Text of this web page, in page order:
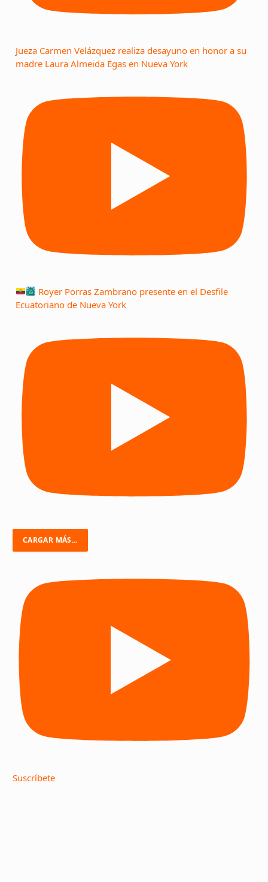
Jueza Carmen Velázquez realiza desayuno en honor a su
madre Laura Almeida Egas en Nueva York
Royer Porras Zambrano presente en el Desfile
Ecuatoriano de Nueva York
CARGAR MÁS...
Suscríbete